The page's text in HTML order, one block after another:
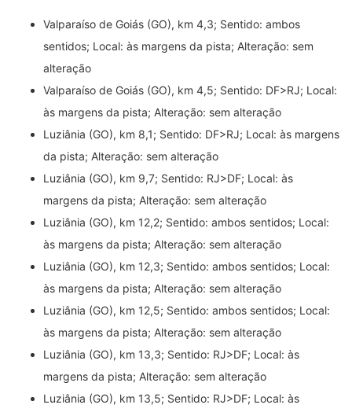
Valparaíso de Goiás (GO), km 4,3; Sentido: ambos
sentidos; Local: às margens da pista; Alteração: sem
alteração
Valparaíso de Goiás (GO), km 4,5; Sentido: DF>RJ; Local:
às margens da pista; Alteração: sem alteração
Luziânia (GO), km 8,1; Sentido: DF>RJ; Local: às margens
da pista; Alteração: sem alteração
Luziânia (GO), km 9,7; Sentido: RJ>DF; Local: às
margens da pista; Alteração: sem alteração
Luziânia (GO), km 12,2; Sentido: ambos sentidos; Local:
às margens da pista; Alteração: sem alteração
Luziânia (GO), km 12,3; Sentido: ambos sentidos; Local:
às margens da pista; Alteração: sem alteração
Luziânia (GO), km 12,5; Sentido: ambos sentidos; Local:
às margens da pista; Alteração: sem alteração
Luziânia (GO), km 13,3; Sentido: RJ>DF; Local: às
margens da pista; Alteração: sem alteração
Luziânia (GO), km 13,5; Sentido: RJ>DF; Local: às